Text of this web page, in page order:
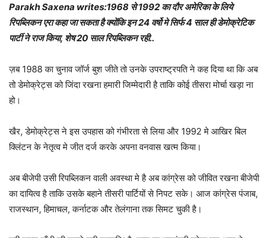
Parakh Saxena writes:1968 से 1992 का दौर अमेरिका के लिये
रिपब्लिकन एरा कहा जा सकता है क्योंकि इन 24 वर्षो मे सिर्फ 4 साल ही डेमोक्रेटिक
पार्टी ने राज किया, शेष 20 साल रिपब्लिकन रही..
ज़ब 1988 का चुनाव जॉर्ज बुश जीते तो उनके उपराष्ट्रपति ने कह दिया था कि अब
तो डेमोक्रेट्स को जिंदा रखना हमारी जिम्मेदारी है ताकि कोई तीसरा मोर्चा खड़ा ना
हो।
खैर, डेमोक्रेट्स ने इस उपहास को गंभीरता से लिया और 1992 मे आखिर बिल
क्लिंटन के नेतृत्व मे जीत दर्ज करके अपना वनवास खत्म किया।
अब बीजेपी उसी रिपब्लिकन वाली अवस्था मे है अब कांग्रेस को जीवित रखना बीजेपी
का दायित्व है ताकि उसके बहाने तीसरी पार्टियों से निपट सके। आज कांग्रेस पंजाब,
राजस्थान, हिमाचल, कर्नाटक और तेलंगाना तक सिमट चुकी है।